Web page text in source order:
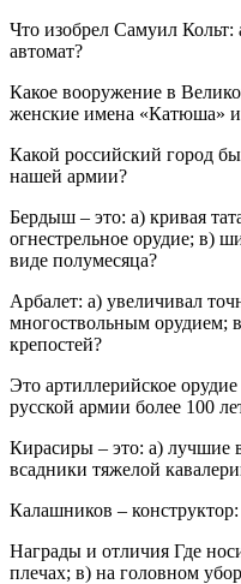
Что изобрел Самуил Кольт:
автомат?
Какое вооружение в
женские имена «Катюша»
Какой российский город
нашей армии?
Бердыш – это: а) кривая
огнестрельное орудие; в)
виде полумесяца?
Арбалет: а) увеличивал
многоствольным орудием;
крепостей?
Это артиллерийское
русской армии более 100
Кирасиры – это: а) лучшие
всадники тяжелой
Калашников – конструктор:
Награды и отличия Где
плечах; в) на головном